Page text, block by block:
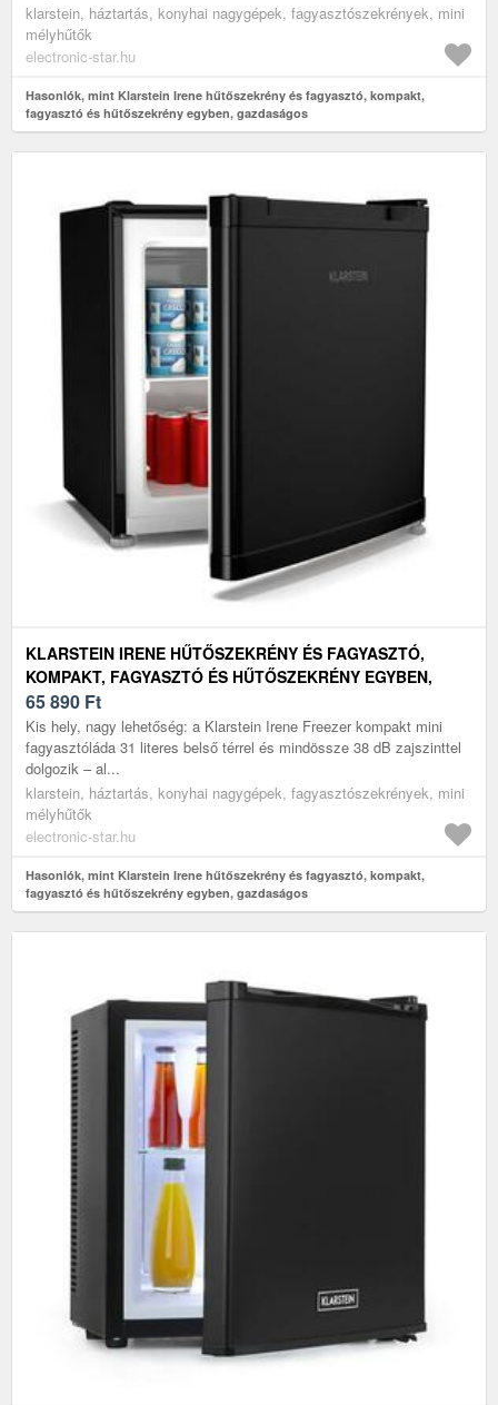
klarstein, háztartás, konyhai nagygépek, fagyasztószekrények, mini
mélyhűtők
electronic-star.hu
Hasonlók, mint Klarstein Irene hűtőszekrény és fagyasztó, kompakt,
fagyasztó és hűtőszekrény egyben, gazdaságos
KLARSTEIN IRENE HŰTŐSZEKRÉNY ÉS FAGYASZTÓ,
KOMPAKT, FAGYASZTÓ ÉS HŰTŐSZEKRÉNY EGYBEN,
GAZDASÁGOS
65 890 Ft
Kis hely, nagy lehetőség: a Klarstein Irene Freezer kompakt mini
fagyasztóláda 31 literes belső térrel és mindössze 38 dB zajszinttel
dolgozik – al...
klarstein, háztartás, konyhai nagygépek, fagyasztószekrények, mini
mélyhűtők
electronic-star.hu
Hasonlók, mint Klarstein Irene hűtőszekrény és fagyasztó, kompakt,
fagyasztó és hűtőszekrény egyben, gazdaságos